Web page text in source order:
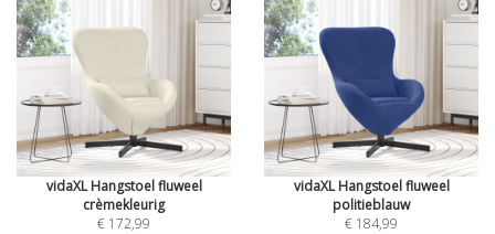
vidaXL Hangstoel fluweel
crèmekleurig
€ 172,99
vidaXL Hangstoel fluweel
politieblauw
€ 184,99